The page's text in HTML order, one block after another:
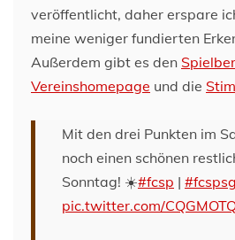
veröffentlicht, daher erspare
meine weniger fundierten
Außerdem gibt es den
Vereinshomepage und die
Mit den drei Punkten im
noch einen schönen
Sonntag! ☀️#fcsp |
pic.twitter.com/